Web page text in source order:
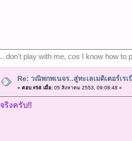
.. don't play with me, cos I know how to
Re: วณิพกพเนจร..สู่ทะเลเมดิเตอร์เร
« ตอบ #58 เมื่อ:05 สิงหาคม 2553, 09:08:48 »
จริงครับ!!